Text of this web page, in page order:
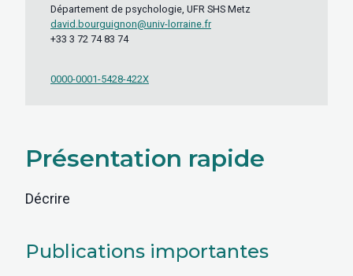
Département de psychologie, UFR SHS Metz
david.bourguignon@univ-lorraine.fr
+33 3 72 74 83 74
0000-0001-5428-422X
Présentation rapide
Décrire
Publications importantes